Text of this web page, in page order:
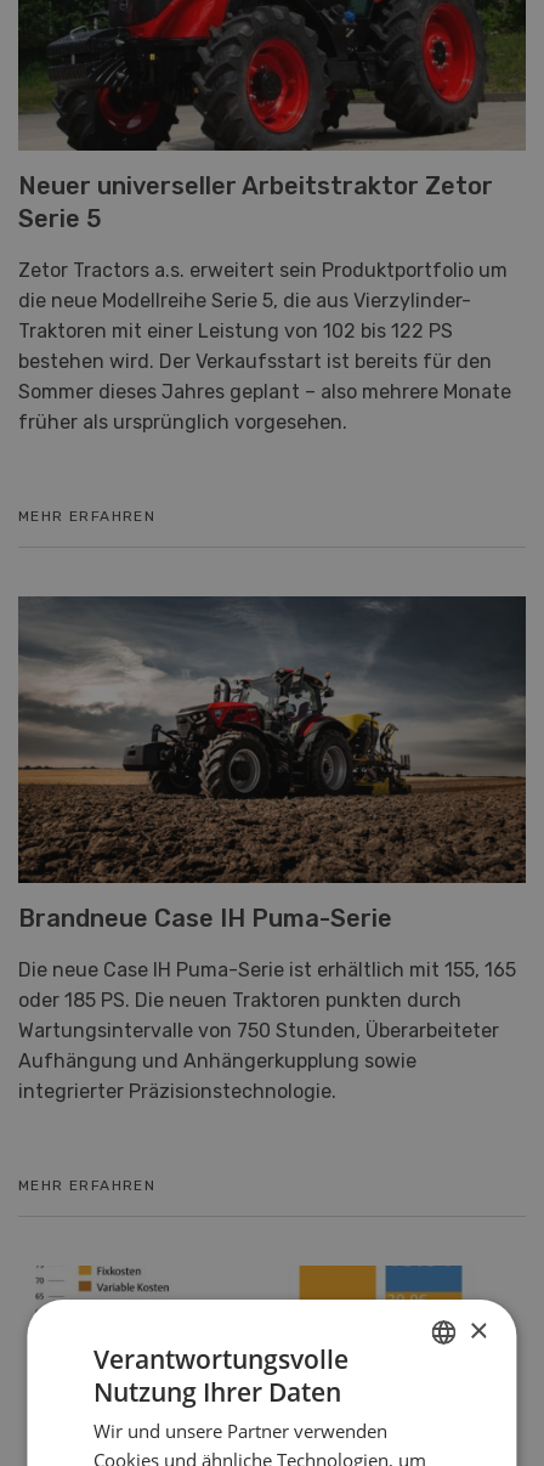
Neuer universeller Arbeitstraktor Zetor
Serie 5
Zetor Tractors a.s. erweitert sein Produktportfolio um
die neue Modellreihe Serie 5, die aus Vierzylinder-
Traktoren mit einer Leistung von 102 bis 122 PS
bestehen wird. Der Verkaufsstart ist bereits für den
Sommer dieses Jahres geplant – also mehrere Monate
früher als ursprünglich vorgesehen.
MEHR ERFAHREN
Brandneue Case IH Puma-Serie
Die neue Case IH Puma-Serie ist erhältlich mit 155, 165
oder 185 PS. Die neuen Traktoren punkten durch
Wartungsintervalle von 750 Stunden, Überarbeiteter
Aufhängung und Anhängerkupplung sowie
integrierter Präzisionstechnologie.
MEHR ERFAHREN
×
Verantwortungsvolle
Nutzung Ihrer Daten
Wir und unsere Partner verwenden
Cookies und ähnliche Technologien, um